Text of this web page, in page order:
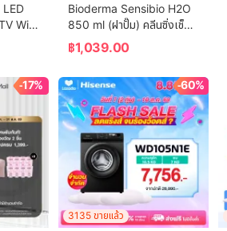
Wifi
Bioderma Sensibio H2O
850 ml (ฝาปั๊ม) คลีนซิ่งเช็ด
ทำความสะอาดผิวหน้า สำหรับ
ผิวแพ้ ระคายง่าย
฿1,039.00
-17% -60%
3135 ขายแล้ว